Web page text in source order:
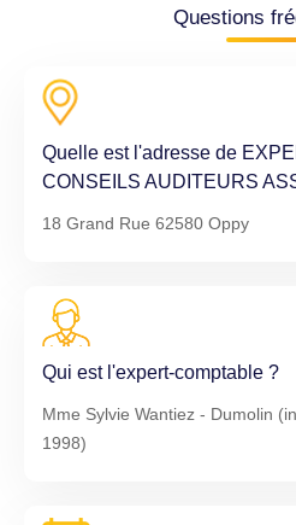
Questions
Quelle est l'adresse de
CONSEILS AUDITEURS
18 Grand Rue 62580 Oppy
Qui est l'expert-comptable ?
Mme Sylvie Wantiez - Dumolin
1998)